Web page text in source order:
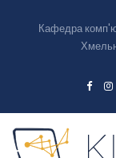
Кафедра